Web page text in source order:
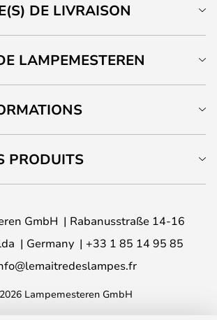
DE LIVRAISON
LAMPEMESTEREN
PRODUITS
GmbH
Rabanusstraße 14-16
Germany
+33 1 85 14 95 85
Lampemesteren GmbH